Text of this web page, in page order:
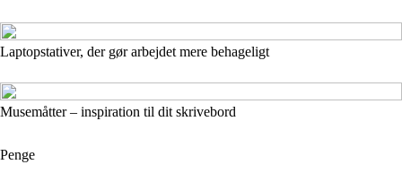
Laptopstativer, der gør arbejdet mere behageligt
Musemåtter – inspiration til dit skrivebord
Penge